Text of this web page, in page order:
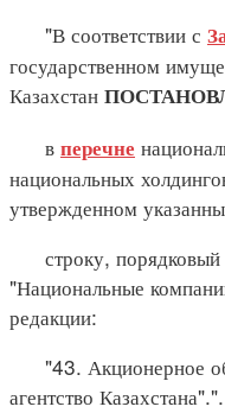
"В соответствии с
государственном
Казахстан
в перечне
национальных
утвержденном
строку, порядковый
"Национальные
редакции:
"43. Акционерное
агентство Казахстана".".